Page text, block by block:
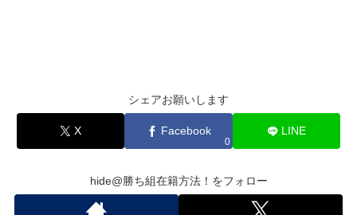
シェアお願いします
X Facebook
0
LINE
hide@勝ち組在籍方法！をフォロー